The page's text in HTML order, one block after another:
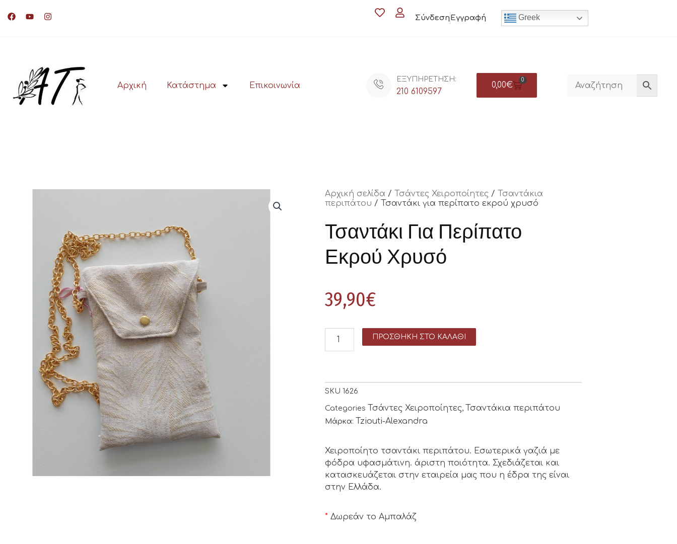
Σύνδεση Εγγραφή Greek
Αρχική Κατάστημα Επικοινωνία
ΕΞΥΠΗΡΕΤΗΣΗ:
210 6109597
0,00€
0
Αρχική σελίδα / Τσάντες Χειροποίητες / Τσαντάκια
περιπάτου / Τσαντάκι για περίπατο εκρού χρυσό
Τσαντάκι Για Περίπατο
Εκρού Χρυσό
39,90€
ΠΡΟΣΘΉΚΗ ΣΤΟ ΚΑΛΆΘΙ
SKU 1626
Categories Τσάντες Χειροποίητες, Τσαντάκια περιπάτου
Μάρκα: Tziouti-Alexandra
Χειροποίητο τσαντάκι περιπάτου. Εσωτερικά γαζιά με
φόδρα υφασμάτινη. άριστη ποιότητα. Σχεδιάζεται και
κατασκευάζεται στην εταιρεία μας που η έδρα της είναι
στην Ελλάδα.
* Δωρεάν το Αμπαλάζ